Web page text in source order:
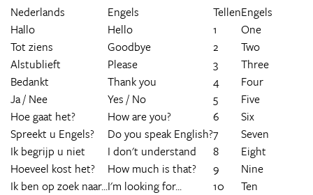
Nederlands Engels TellenEngels
Hallo
Hello 1
One
Tot ziens
Goodbye 2
Two
Alstublieft
Please 3
Three
Bedankt
Thank you 4
Four
Ja / Nee
Yes / No 5
Five
Hoe gaat het?
How are you? 6
Six
Spreekt u Engels?
Do you speak English?7
Seven
Ik begrijp u niet
I don't understand 8
Eight
Hoeveel kost het?
How much is that? 9
Nine
Ik ben op zoek naar...I'm looking for... 10 Ten